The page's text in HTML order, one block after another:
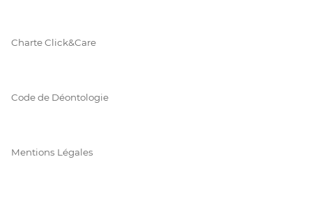
Charte Click&Care
Code de Déontologie
Mentions Légales